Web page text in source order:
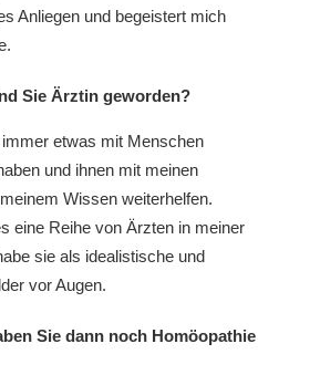
Anliegen und begeistert mich
Sie Ärztin geworden?
etwas mit Menschen
und ihnen mit meinen
Wissen weiterhelfen.
eine Reihe von Ärzten in meiner
sie als idealistische und
vor Augen.
Sie dann noch Homöopathie